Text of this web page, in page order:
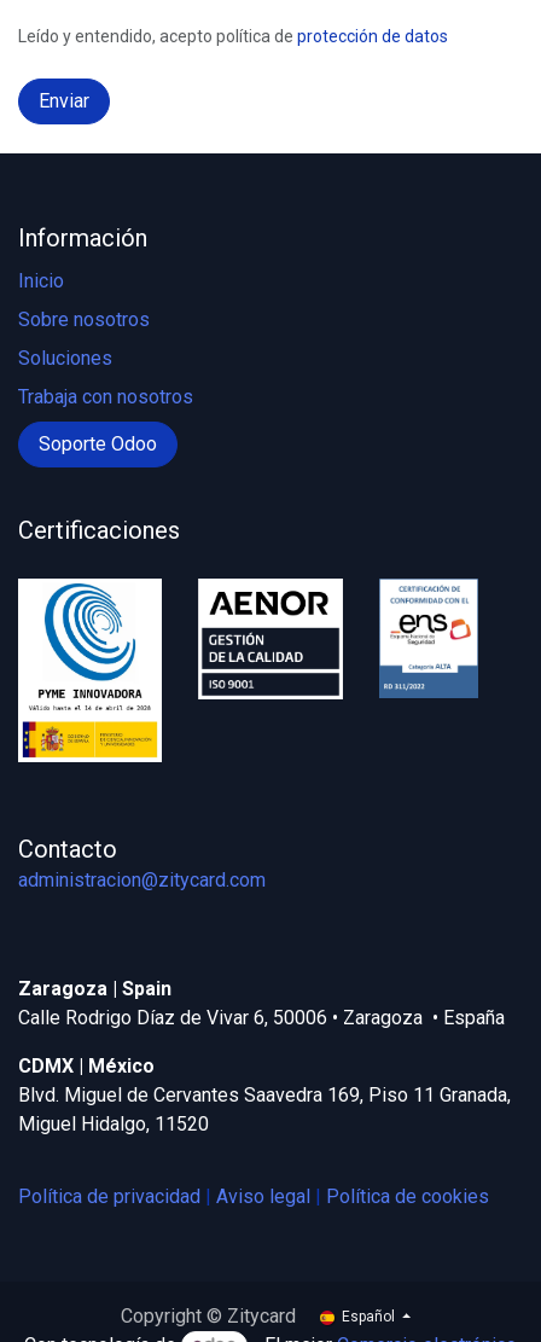
Leído y entendido, acepto política de protección de datos
Enviar
Información
Inicio
Sobre nosotros
Soluciones
Trabaja con nosotros
Soporte Odoo
Certificaciones
Contacto
administracion@zitycard.com
Zaragoza | Spain
Calle Rodrigo Díaz de Vivar 6, 50006 • Zaragoza • España
CDMX | México
Blvd. Miguel de Cervantes Saavedra 169, Piso 11 Granada,
Miguel Hidalgo, 11520
Política de privacidad | Aviso legal | Política de cookies
Copyright © Zitycard Español